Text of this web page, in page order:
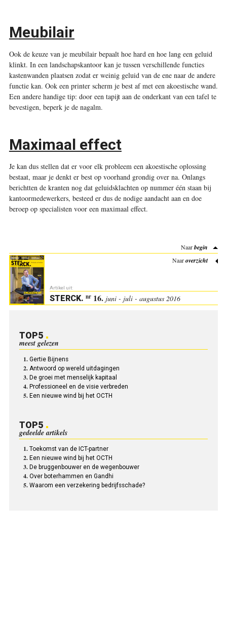
Meubilair
Ook de keuze van je meubilair bepaalt hoe hard en hoe lang een geluid
klinkt. In een landschapskantoor kan je tussen verschillende functies
kasten­wanden plaatsen zodat er weinig geluid van de ene naar de andere
functie kan. Ook een printer scherm je best af met een akoestische wand.
Een andere handige tip: door een tapijt aan de onderkant van een tafel te
bevestigen, beperk je de nagalm.
Maximaal effect
Je kan dus stellen dat er voor elk probleem een akoestische oplossing
bestaat, maar je denkt er best op voorhand grondig over na. Onlangs
berichtten de kranten nog dat geluidsklachten op nummer één staan bij
kantoormedewerkers, besteed er dus de nodige aandacht aan en doe
beroep op specialisten voor een maximaal effect.
Naarbegin
Naaroverzicht
Artikel uit:
STERCK. nr16. juni - juli - augustus 2016
TOP5
meest gelezen
Gertie Bijnens
Antwoord op wereld uitdagingen
De groei met menselijk kapitaal
Professioneel en de visie verbreden
Een nieuwe wind bij het OCTH
TOP5
gedeelde artikels
Toekomst van de ICT-partner
Een nieuwe wind bij het OCTH
De bruggenbouwer en de wegenbouwer
Over boterhammen en Gandhi
Waarom een verzekering bedrijfsschade?